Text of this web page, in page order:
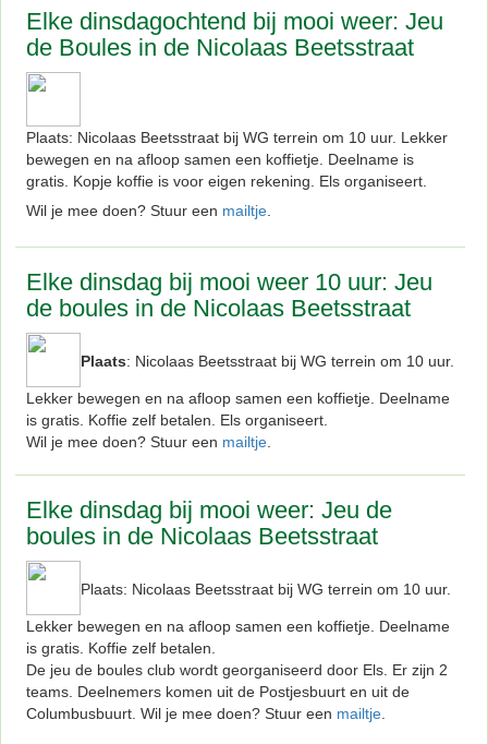
Elke dinsdagochtend bij mooi weer: Jeu
de Boules in de Nicolaas Beetsstraat
Plaats: Nicolaas Beetsstraat bij WG terrein om 10 uur. Lekker
bewegen en na afloop samen een koffietje. Deelname is
gratis. Kopje koffie is voor eigen rekening. Els organiseert.
Wil je mee doen? Stuur een mailtje
Elke dinsdag bij mooi weer 10 uur: Jeu
de boules in de Nicolaas Beetsstraat
Plaats: Nicolaas Beetsstraat bij WG terrein om 10 uur.
Lekker bewegen en na afloop samen een koffietje. Deelname
is gratis. Koffie zelf betalen. Els organiseert.
Wil je mee doen? Stuur een mailtje
Elke dinsdag bij mooi weer: Jeu de
boules in de Nicolaas Beetsstraat
Plaats: Nicolaas Beetsstraat bij WG terrein om 10 uur.
Lekker bewegen en na afloop samen een koffietje. Deelname
is gratis. Koffie zelf betalen.
De jeu de boules club wordt georganiseerd door Els. Er zijn 2
teams. Deelnemers komen uit de Postjesbuurt en uit de
Columbusbuurt. Wil je mee doen? Stuur een mailtje